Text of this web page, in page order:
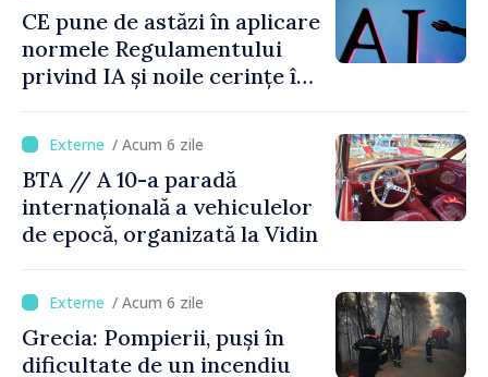
CE pune de astăzi în aplicare
normele Regulamentului
privind IA și noile cerințe în
/ Acum 6 zile
BTA // A 10-a paradă
internațională a vehiculelor
de epocă, organizată la Vidin
/ Acum 6 zile
Grecia: Pompierii, puși în
dificultate de un incendiu